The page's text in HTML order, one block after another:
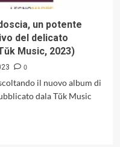
un potente
del delicato
Music, 2023)
0
il nuovo album di
dala Tŭk Music